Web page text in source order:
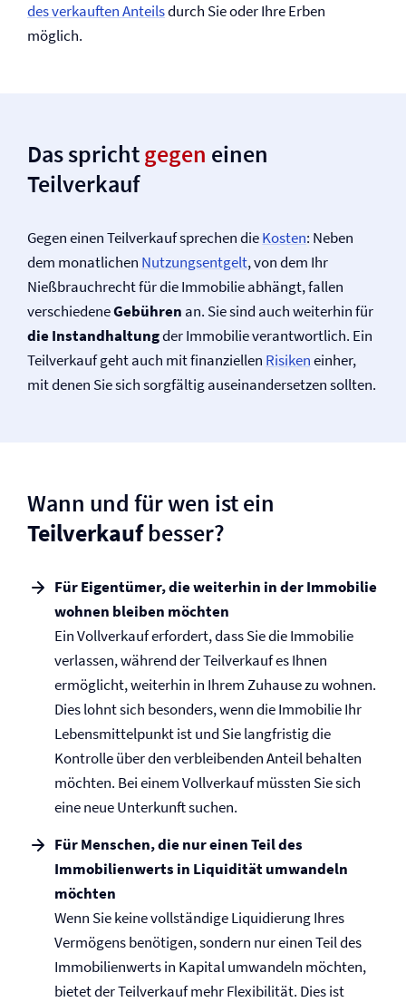
des verkauften Anteilsdurch Sie oder Ihre Erben
möglich.
Das sprichtgegen einen
Teilverkauf
Gegen einen Teilverkauf sprechen dieKosten: Neben
dem monatlichen Nutzungsentgelt, von dem Ihr
Nießbrauchrecht für die Immobilie abhängt, fallen
verschiedeneGebühren an. Sie sind auch weiterhin für
die Instandhaltungder Immobilie verantwortlich. Ein
Teilverkauf geht auch mit finanziellen Risikeneinher,
mit denen Sie sich sorgfältig auseinandersetzen sollten.
Wann und für wen ist ein
Teilverkaufbesser?
Für Eigentümer, die weiterhin in der Immobilie
wohnen bleiben möchten
Ein Vollverkauf erfordert, dass Sie die Immobilie
verlassen, während der Teilverkauf es Ihnen
ermöglicht, weiterhin in Ihrem Zuhause zu wohnen.
Dies lohnt sich besonders, wenn die Immobilie Ihr
Lebensmittelpunkt ist und Sie langfristig die
Kontrolle über den verbleibenden Anteil behalten
möchten. Bei einem Vollverkauf müssten Sie sich
eine neue Unterkunft suchen.
Für Menschen, die nur einen Teil des
Immobilienwerts in Liquidität umwandeln
möchten
Wenn Sie keine vollständige Liquidierung Ihres
Vermögens benötigen, sondern nur einen Teil des
Immobilienwerts in Kapital umwandeln möchten,
bietet der Teilverkauf mehr Flexibilität. Dies ist